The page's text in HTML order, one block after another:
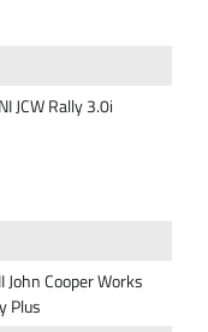
JCW Rally 3.0i
John Cooper Works
Plus